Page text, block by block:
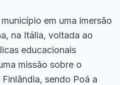
em uma imersão
na Itália, voltada ao
educacionais
missão sobre o
sendo Poá a